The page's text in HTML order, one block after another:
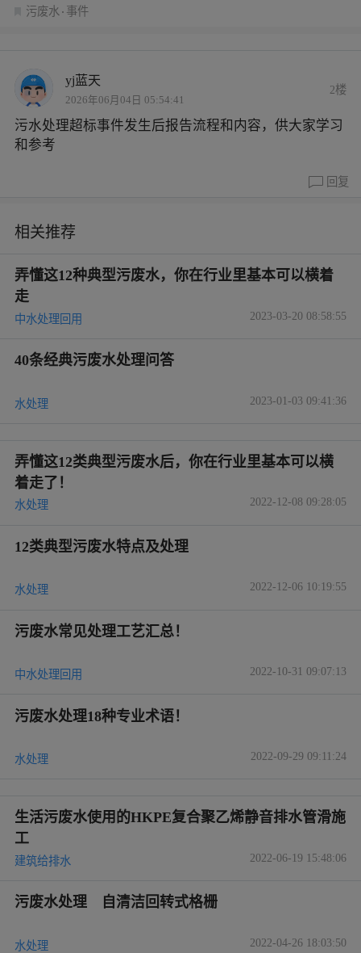
污废水 事件
yj蓝天
2026年06月04日 05:54:41
2楼
污水处理超标事件发生后报告流程和内容，供大家学习
和参考
回复
相关推荐
弄懂这12种典型污废水，你在行业里基本可以横着
走
中水处理回用 2023-03-20 08:58:55
40条经典污废水处理问答
水处理 2023-01-03 09:41:36
弄懂这12类典型污废水后，你在行业里基本可以横
着走了！
水处理 2022-12-08 09:28:05
12类典型污废水特点及处理
水处理 2022-12-06 10:19:55
污废水常见处理工艺汇总！
中水处理回用 2022-10-31 09:07:13
污废水处理18种专业术语！
水处理 2022-09-29 09:11:24
生活污废水使用的HKPE复合聚乙烯静音排水管滑施
工
建筑给排水 2022-06-19 15:48:06
污废水处理 自清洁回转式格栅
水处理 2022-04-26 18:03:50